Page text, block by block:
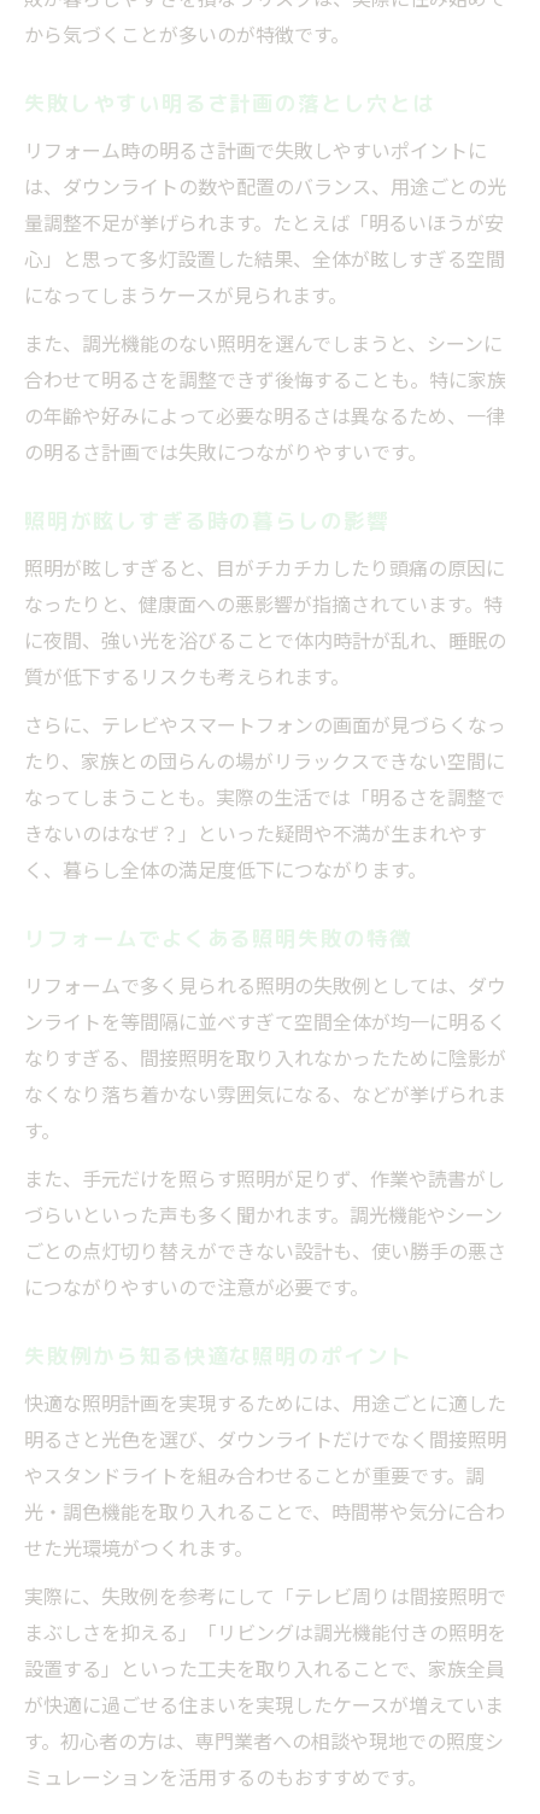
失敗しがちなダウンライト配置の注意点
眩しさにつながる失敗例と回避策
ダウンライトの数や位置で失敗しないコツ
照明が明るすぎる時の対応策を解説
照明が眩しすぎる失敗への具体的な対処法
明るすぎる照明の失敗を改善する方法
眩しさ対策で失敗を繰り返さないポイント
リフォーム後の失敗を減らす照明調整術
居心地を高める照明計画のコツと落とし穴
照明失敗を防ぐ居心地重視の計画術
生活シーン別の失敗しない照明の工夫
落ち着いた空間作りで失敗しない方法
照明失敗を減らす最適な明るさの選び方
から気づくことが多いのが特徴です。
失敗しやすい明るさ計画の落とし穴とは
リフォーム時の明るさ計画で失敗しやすいポイントに
は、ダウンライトの数や配置のバランス、用途ごとの光
量調整不足が挙げられます。たとえば「明るいほうが安
心」と思って多灯設置した結果、全体が眩しすぎる空間
になってしまうケースが見られます。
また、調光機能のない照明を選んでしまうと、シーンに
合わせて明るさを調整できず後悔することも。特に家族
の年齢や好みによって必要な明るさは異なるため、一律
の明るさ計画では失敗につながりやすいです。
照明が眩しすぎる時の暮らしの影響
照明が眩しすぎると、目がチカチカしたり頭痛の原因に
なったりと、健康面への悪影響が指摘されています。特
に夜間、強い光を浴びることで体内時計が乱れ、睡眠の
質が低下するリスクも考えられます。
さらに、テレビやスマートフォンの画面が見づらくなっ
たり、家族との団らんの場がリラックスできない空間に
なってしまうことも。実際の生活では「明るさを調整で
きないのはなぜ？」といった疑問や不満が生まれやす
く、暮らし全体の満足度低下につながります。
リフォームでよくある照明失敗の特徴
リフォームで多く見られる照明の失敗例としては、ダウ
ンライトを等間隔に並べすぎて空間全体が均一に明るく
なりすぎる、間接照明を取り入れなかったために陰影が
なくなり落ち着かない雰囲気になる、などが挙げられま
す。
また、手元だけを照らす照明が足りず、作業や読書がし
づらいといった声も多く聞かれます。調光機能やシーン
ごとの点灯切り替えができない設計も、使い勝手の悪さ
につながりやすいので注意が必要です。
失敗例から知る快適な照明のポイント
快適な照明計画を実現するためには、用途ごとに適した
明るさと光色を選び、ダウンライトだけでなく間接照明
やスタンドライトを組み合わせることが重要です。調
光・調色機能を取り入れることで、時間帯や気分に合わ
せた光環境がつくれます。
実際に、失敗例を参考にして「テレビ周りは間接照明で
まぶしさを抑える」「リビングは調光機能付きの照明を
設置する」といった工夫を取り入れることで、家族全員
が快適に過ごせる住まいを実現したケースが増えていま
す。初心者の方は、専門業者への相談や現地での照度シ
ミュレーションを活用するのもおすすめです。